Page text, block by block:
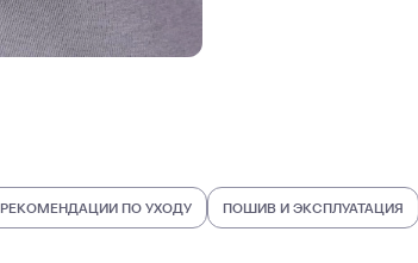
РЕКОМЕНДАЦИИ ПО УХОДУ ПОШИВ И ЭКСПЛУАТАЦИЯ